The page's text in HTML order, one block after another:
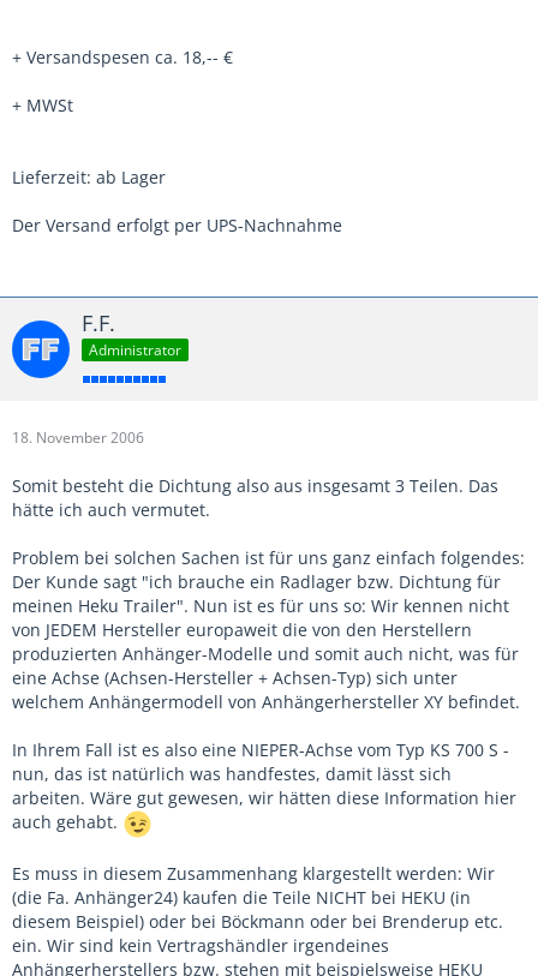
+ Versandspesen ca. 18,-- €
+ MWSt
Lieferzeit: ab Lager
Der Versand erfolgt per UPS-Nachnahme
F.F.
Administrator
18. November 2006
Somit besteht die Dichtung also aus insgesamt 3 Teilen. Das
hätte ich auch vermutet.
Problem bei solchen Sachen ist für uns ganz einfach folgendes:
Der Kunde sagt "ich brauche ein Radlager bzw. Dichtung für
meinen Heku Trailer". Nun ist es für uns so: Wir kennen nicht
von JEDEM Hersteller europaweit die von den Herstellern
produzierten Anhänger-Modelle und somit auch nicht, was für
eine Achse (Achsen-Hersteller + Achsen-Typ) sich unter
welchem Anhängermodell von Anhängerhersteller XY befindet.
In Ihrem Fall ist es also eine NIEPER-Achse vom Typ KS 700 S -
nun, das ist natürlich was handfestes, damit lässt sich
arbeiten. Wäre gut gewesen, wir hätten diese Information hier
auch gehabt.
Es muss in diesem Zusammenhang klargestellt werden: Wir
(die Fa. Anhänger24) kaufen die Teile NICHT bei HEKU (in
diesem Beispiel) oder bei Böckmann oder bei Brenderup etc.
ein. Wir sind kein Vertragshändler irgendeines
Anhängerherstellers bzw. stehen mit beispielsweise HEKU